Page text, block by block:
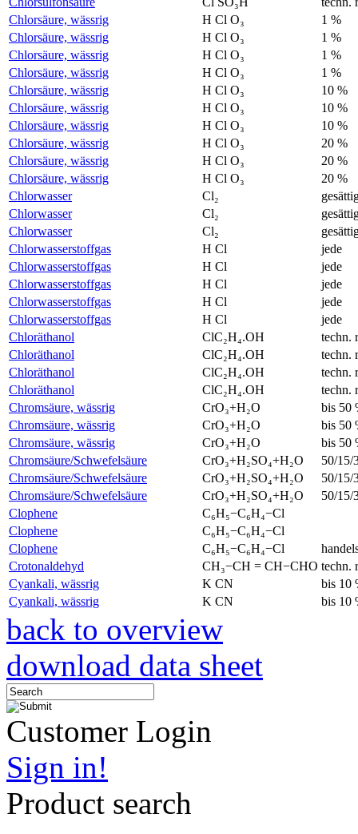
Chlorsäure, wässrig
H Cl O₃
1 %
Chlorsäure, wässrig
H Cl O₃
1 %
Chlorsäure, wässrig
H Cl O₃
1 %
Chlorsäure, wässrig
H Cl O₃
1 %
Chlorsäure, wässrig
H Cl O₃
10 %
Chlorsäure, wässrig
H Cl O₃
10 %
Chlorsäure, wässrig
H Cl O₃
10 %
Chlorsäure, wässrig
H Cl O₃
20 %
Chlorsäure, wässrig
H Cl O₃
20 %
Chlorsäure, wässrig
H Cl O₃
20 %
Chlorwasser
Cl₂
Chlorwasser
Cl₂
Chlorwasser
Cl₂
Chlorwasserstoffgas
H Cl
jede
Chlorwasserstoffgas
H Cl
jede
Chlorwasserstoffgas
H Cl
jede
Chlorwasserstoffgas
H Cl
jede
Chlorwasserstoffgas
H Cl
jede
Chloräthanol
ClC₂H₄.OH
techn.
Chloräthanol
ClC₂H₄.OH
techn.
Chloräthanol
ClC₂H₄.OH
techn.
Chloräthanol
ClC₂H₄.OH
techn.
Chromsäure, wässrig
CrO₃+H₂O
bis 50
Chromsäure, wässrig
CrO₃+H₂O
bis 50
Chromsäure, wässrig
CrO₃+H₂O
bis 50
Chromsäure/Schwefelsäure
CrO₃+H₂SO₄+H₂O
50/15/
Chromsäure/Schwefelsäure
CrO₃+H₂SO₄+H₂O
50/15/
Chromsäure/Schwefelsäure
CrO₃+H₂SO₄+H₂O
50/15/
Clophene
C₆H₅−C₆H₄−Cl
Clophene
C₆H₅−C₆H₄−Cl
Clophene
C₆H₅−C₆H₄−Cl
Crotonaldehyd
CH₃−CH = CH−CHO techn.
Cyankali, wässrig
K CN
bis 10
Cyankali, wässrig
K CN bis 10
back to overview
download data sheet
Customer Login
Sign in!
Product search